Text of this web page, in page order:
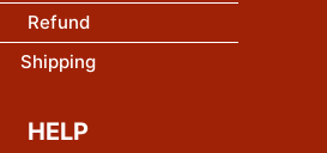
Refund
Shipping
HELP